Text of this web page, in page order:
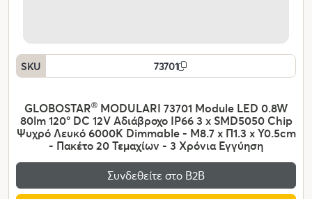
SKU 73701
GLOBOSTAR®MODULARI 73701 Module LED 0.8W
80lm 120° DC 12V Αδιάβροχο IP66 3 x SMD5050 Chip
Ψυχρό Λευκό 6000K Dimmable - Μ8.7 x Π1.3 x Υ0.5cm
- Πακέτο 20 Τεμαχίων - 3 Χρόνια Εγγύηση
Συνδεθείτε στο Β2Β